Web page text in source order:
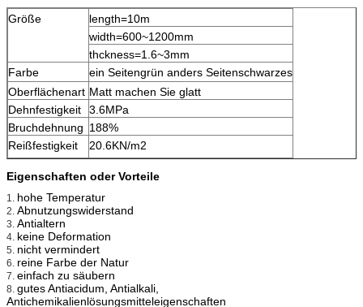
Größe
length=10m
width=600~1200mm
thckness=1.6~3mm
Farbe
ein Seitengrün anders Seitenschwarzes
Oberflächenart Matt machen Sie glatt
Dehnfestigkeit
3.6MPa
Bruchdehnung 188%
Reißfestigkeit
20.6KN/m2
Eigenschaften oder Vorteile
1. hohe Temperatur
2. Abnutzungswiderstand
3. Antialtern
4. keine Deformation
5. nicht vermindert
6. reine Farbe der Natur
7. einfach zu säubern
8. gutes Antiacidum, Antialkali,
Antichemikalienlösungsmitteleigenschaften